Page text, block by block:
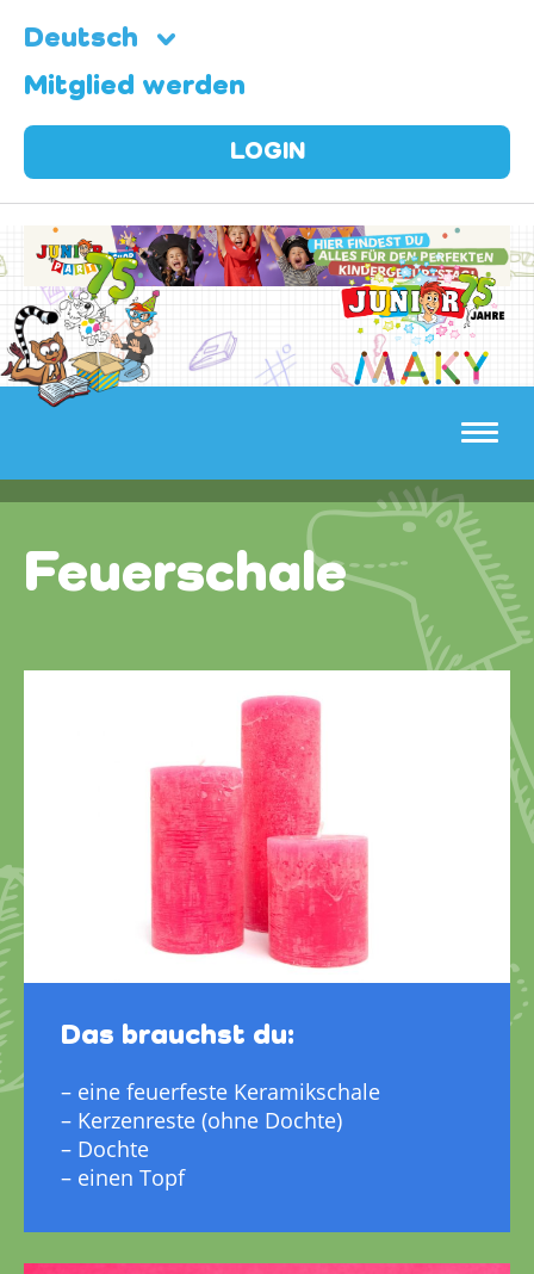
Deutsch
Mitglied werden
LOGIN
Feuerschale
Das brauchst du:
– eine feuerfeste Keramikschale
– Kerzenreste (ohne Dochte)
– Dochte
– einen Topf